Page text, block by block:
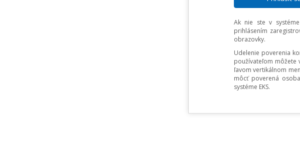
Ak nie ste v
prihlásením
obrazovky.
Udelenie poverenia
používateľom môžete
ľavom vertikálnom
môcť poverená
systéme EKS.